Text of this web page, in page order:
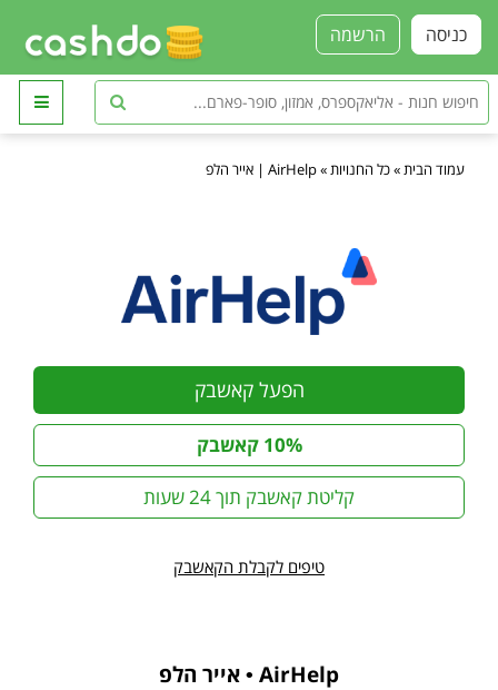
הרשמה כניסה
עמוד הבית »כל החנויות »AirHelp | אייר הלפ
הפעל קאשבק
10% קאשבק
קליטת קאשבק תוך 24 שעות
טיפים לקבלת הקאשבק
AirHelp • אייר הלפ